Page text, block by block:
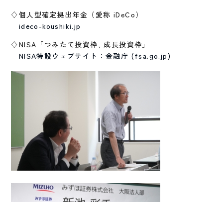
♢個人型確定拠出年金（愛称 iDeCo）
ideco-koushiki.jp
♢NISA「つみたて投資枠, 成長投資枠」
NISA特設ウェブサイト：金融庁 (fsa.go.jp)